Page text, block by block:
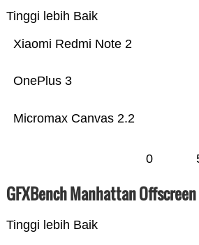
Tinggi lebih Baik
Micromax Canvas 2.2
OnePlus 3
Xiaomi Redmi Note 2
0
GFXBench Manhattan Offscreen
Tinggi lebih Baik